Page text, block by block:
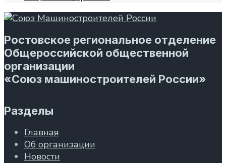
Ростовское региональное отделение
Общероссийской общественной
организации
«Союз машиностроителей России»
Разделы
Главная
Об организации
Новости